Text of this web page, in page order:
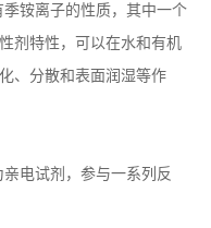
铵离子的性质，其中一个
剂特性，可以在水和有机
、分散和表面润湿等作
电试剂，参与一系列反